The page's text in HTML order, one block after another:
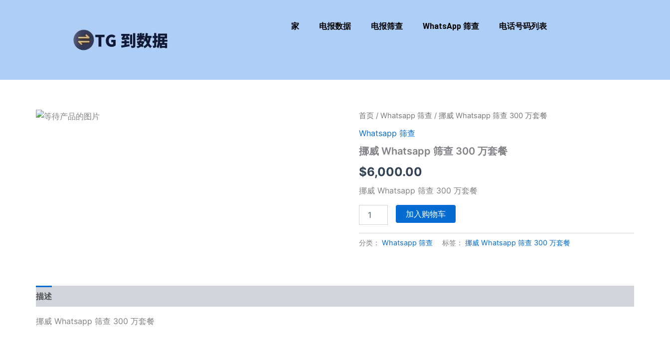
家 电报数据 电报筛查 WhatsApp 筛查 电话号码列表
首页 / Whatsapp 筛查 / 挪威 Whatsapp 筛查 300 万套餐
Whatsapp 筛查
挪威 Whatsapp 筛查 300 万套餐
$6,000.00
挪威 Whatsapp 筛查 300 万套餐
挪
Whatsapp
查
万
餐
数
加入购物车
分类： Whatsapp 筛查 标签： 挪威 Whatsapp 筛查 300 万套餐
描述
挪威 Whatsapp 筛查 300 万套餐